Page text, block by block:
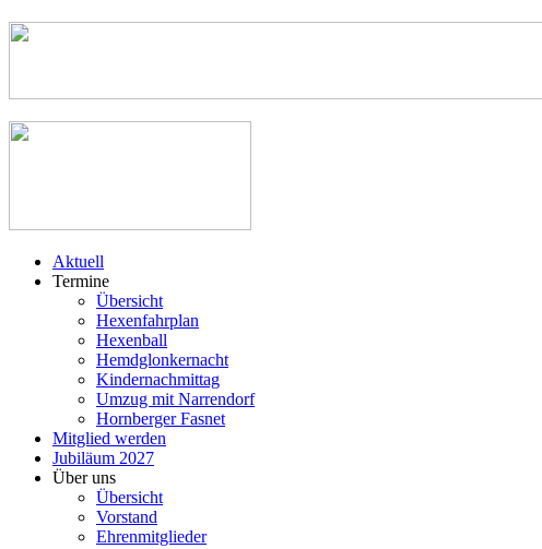
Aktuell
Termine
Übersicht
Hexenfahrplan
Hexenball
Hemdglonkernacht
Kindernachmittag
Umzug mit Narrendorf
Hornberger Fasnet
Mitglied werden
Jubiläum 2027
Über uns
Übersicht
Vorstand
Ehrenmitglieder